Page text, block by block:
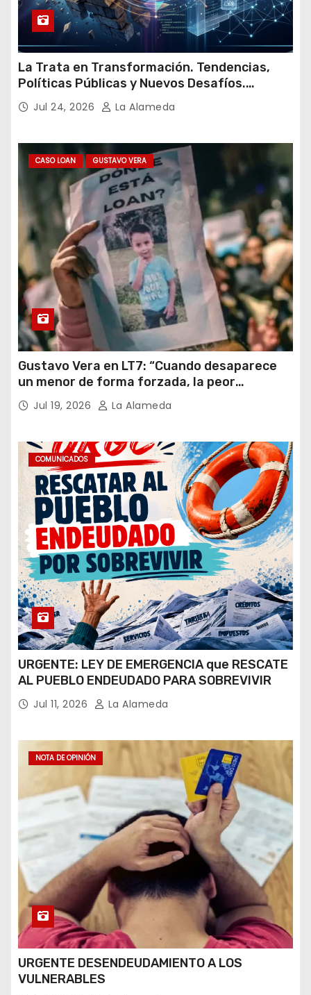
La Trata en Transformación. Tendencias,
Políticas Públicas y Nuevos Desafíos.
Argentina y el Mundo – Julio 2026
Jul 24, 2026 La Alameda
CASO LOAN GUSTAVO VERA
Gustavo Vera en LT7: “Cuando desaparece
un menor de forma forzada, la peor
hipótesis es trata, y así debe seguir
caratulado el caso Loan”
Jul 19, 2026 La Alameda
COMUNICADOS
URGENTE: LEY DE EMERGENCIA que RESCATE
AL PUEBLO ENDEUDADO PARA SOBREVIVIR
Jul 11, 2026 La Alameda
NOTA DE OPINIÓN
URGENTE DESENDEUDAMIENTO A LOS
VULNERABLES